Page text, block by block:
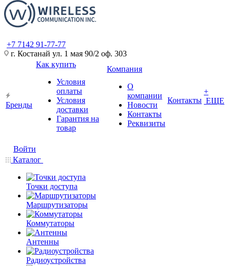
+7 7142 91-77-77
г. Костанай ул. 1 мая 90/2 оф. 303
Бренды
Как купить
Условия
оплаты
Условия
доставки
Гарантия на
товар
Компания
О
компании
Новости
Контакты
Реквизиты
Контакты
+
ЕЩЕ
Войти
Каталог
Точки доступа
Маршрутизаторы
Коммутаторы
Антенны
Радиоустройства